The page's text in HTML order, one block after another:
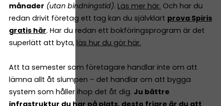
månader (utan bindningstid). Läs mer här. Och har du
redan drivit företag ett tag kan du självklart prova Spiris
gratis här. Har du redan ett bokföringsprogram är det
superlätt att byta, läs hur du gör här.
Att ta semester som företagare handlar inte om att
lämna allt åt slumpen – det handlar om att bygga
system som håller ihop det åt dig. Ju bättre
infrastruktur du har på plats, desto friare är du att